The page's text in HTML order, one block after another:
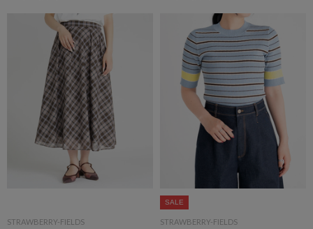
STRAWBERRY-FIELDS
SALE
STRAWBERRY-FIELDS